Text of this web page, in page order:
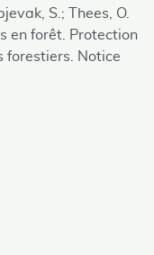
S.; Thees, O.
en forêt. Protection
forestiers. Notice